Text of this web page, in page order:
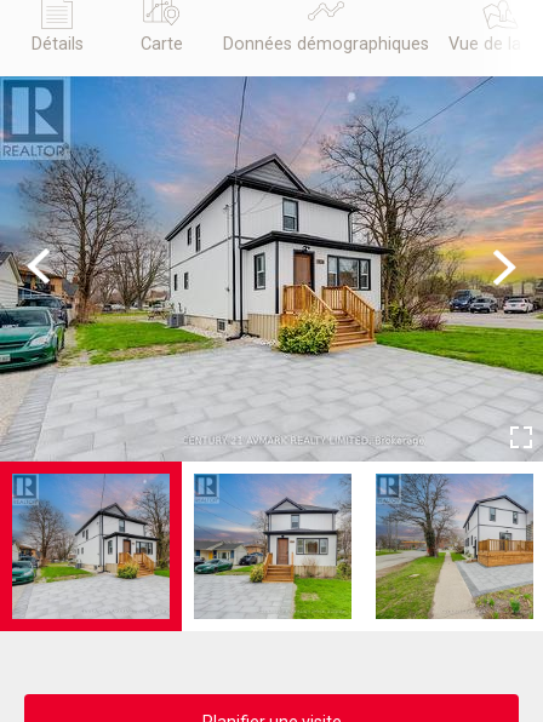
Détails Carte Données démographiques Vue de la
Previous Next